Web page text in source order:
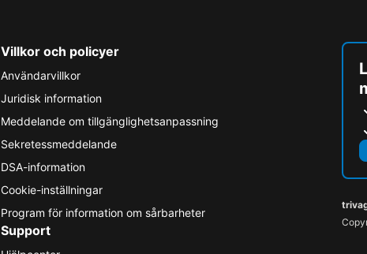
Villkor och policyer
Användarvillkor
Juridisk information
Meddelande om tillgänglighetsanpassning
Sekretessmeddelande
DSA-information
Cookie-inställningar
Program för information om sårbarheter
Support